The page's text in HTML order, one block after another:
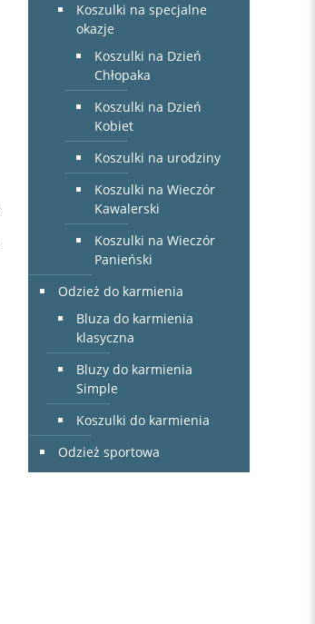
Koszulki na specjalne
okazje
Koszulki na Dzień
Chłopaka
Koszulki na Dzień
Kobiet
Koszulki na urodziny
Koszulki na Wieczór
Kawalerski
Koszulki na Wieczór
Panieński
Odzież do karmienia
Bluza do karmienia
klasyczna
Bluzy do karmienia
Simple
Koszulki do karmienia
Odzież sportowa